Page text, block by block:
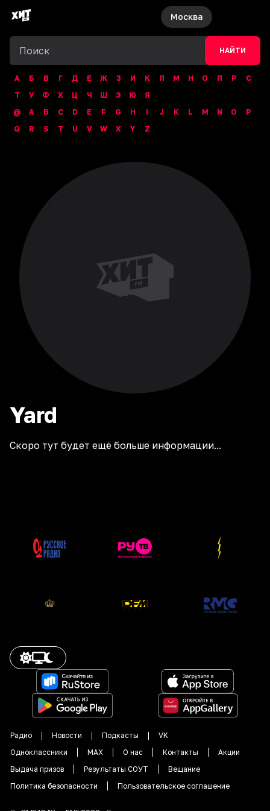
Москва
НАЙТИ
А Б В Г Д Е Ж З И К Л М Н О П Р
С
Т
У Ф Х Ц Ч Ш Э Ю
Я
@
A B C D E F G H I J K L M N O
P
Q
R S T U V W X Y Z
Yard
Скоро тут будет ещё больше информации...
Радио Новости Подкасты
VK
Одноклассники
MAX О нас Контакты
Акции
Выдача призов
Результаты СОУТ
Вещание
Политика безопасности
Пользовательское соглашение